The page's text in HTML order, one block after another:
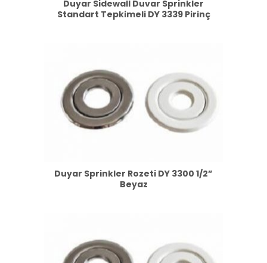
Duyar Sidewall Duvar Sprinkler
Standart Tepkimeli DY 3339 Pirinç
Duyar Sprinkler Rozeti DY 3300 1/2”
Beyaz